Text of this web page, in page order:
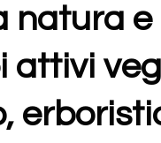
natura
attivi